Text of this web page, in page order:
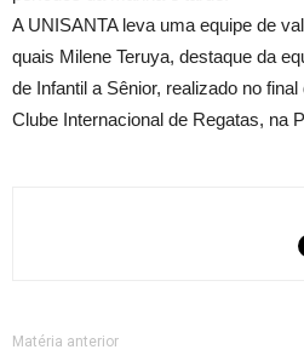
A UNISANTA leva uma equipe de
quais Milene Teruya, destaque da
de Infantil a Sênior, realizado no
Clube Internacional de Regatas, na
Matéria anterior